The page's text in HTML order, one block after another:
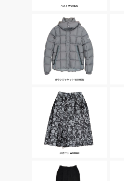
ベスト WOMEN
ダウンジャケット WOMEN
スカート WOMEN